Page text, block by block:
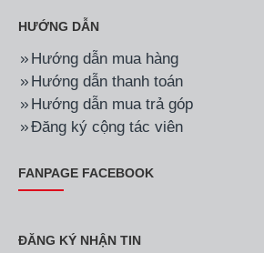
HƯỚNG DẪN
Hướng dẫn mua hàng
Hướng dẫn thanh toán
Hướng dẫn mua trả góp
Đăng ký cộng tác viên
FANPAGE FACEBOOK
ĐĂNG KÝ NHẬN TIN